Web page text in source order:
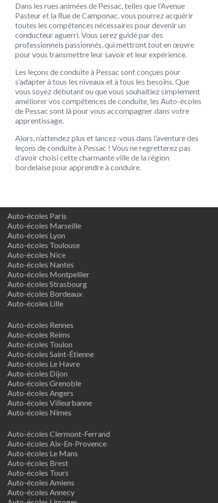
Dans les rues animées de Pessac, telles que l’Avenue
Pasteur et la Rue de Camponac, vous pourrez acquérir
toutes les compétences nécessaires pour devenir un
conducteur aguerri. Vous serez guidé par des
professionnels passionnés, qui mettront tout en œuvre
pour vous transmettre leur savoir et leur expérience.
Les leçons de conduite à Pessac sont conçues pour
s’adapter à tous les niveaux et à tous les besoins. Que
vous soyez débutant ou que vous souhaitiez simplement
améliorer vos compétences de conduite, les Auto-écoles
de Pessac sont là pour vous accompagner dans votre
apprentissage.
Alors, n’attendez plus et lancez-vous dans l’aventure des
leçons de conduite à Pessac ! Vous ne regretterez pas
d’avoir choisi cette charmante ville de la région
bordelaise pour apprendre à conduire.
Auto-écoles Paris
Auto-écoles Marseille
Auto-écoles Lyon
Auto-écoles Toulouse
Auto-écoles Nice
Auto-écoles Nantes
Auto-écoles Montpellier
Auto-écoles Strasbourg
Auto-écoles Bordeaux
Auto-écoles Lille
Auto-écoles Rennes
Auto-écoles Reims
Auto-écoles Toulon
Auto-écoles Saint-Étienne
Auto-écoles Le Havre
Auto-écoles Dijon
Auto-écoles Grenoble
Auto-écoles Angers
Auto-écoles Villeurbanne
Auto-écoles Nîmes
Auto-écoles Clermont-Ferrand
Auto-écoles Aix-En-Provence
Auto-écoles Le Mans
Auto-écoles Brest
Auto-écoles Tours
Auto-écoles Amiens
Auto-écoles Annecy